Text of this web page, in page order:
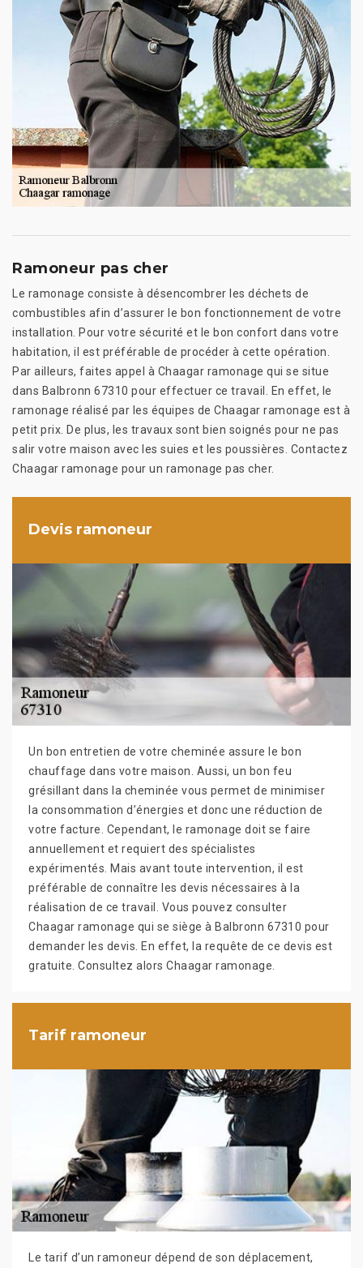
Ramoneur pas cher
Le ramonage consiste à désencombrer les déchets de
combustibles afin d’assurer le bon fonctionnement de votre
installation. Pour votre sécurité et le bon confort dans votre
habitation, il est préférable de procéder à cette opération.
Par ailleurs, faites appel à Chaagar ramonage qui se situe
dans Balbronn 67310 pour effectuer ce travail. En effet, le
ramonage réalisé par les équipes de Chaagar ramonage est à
petit prix. De plus, les travaux sont bien soignés pour ne pas
salir votre maison avec les suies et les poussières. Contactez
Chaagar ramonage pour un ramonage pas cher.
Devis ramoneur
Un bon entretien de votre cheminée assure le bon
chauffage dans votre maison. Aussi, un bon feu
grésillant dans la cheminée vous permet de minimiser
la consommation d’énergies et donc une réduction de
votre facture. Cependant, le ramonage doit se faire
annuellement et requiert des spécialistes
expérimentés. Mais avant toute intervention, il est
préférable de connaître les devis nécessaires à la
réalisation de ce travail. Vous pouvez consulter
Chaagar ramonage qui se siège à Balbronn 67310 pour
demander les devis. En effet, la requête de ce devis est
gratuite. Consultez alors Chaagar ramonage.
Tarif ramoneur
Le tarif d’un ramoneur dépend de son déplacement,